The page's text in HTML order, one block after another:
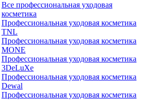
Все профессиональная уходовая
косметика
Профессиональная уходовая косметика
TNL
Профессиональная уходовая косметика
MONE
Профессиональная уходовая косметика
3DeLuXe
Профессиональная уходовая косметика
Dewal
Профессиональная уходовая косметика